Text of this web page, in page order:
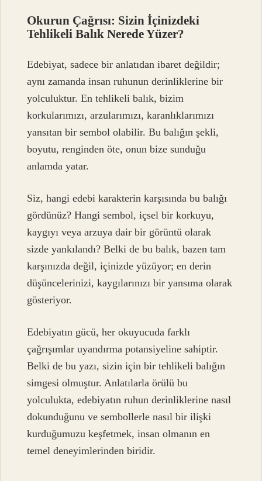
Okurun Çağrısı: Sizin İçinizdeki
Tehlikeli Balık Nerede Yüzer?
Edebiyat, sadece bir anlatıdan ibaret değildir;
aynı zamanda insan ruhunun derinliklerine bir
yolculuktur. En tehlikeli balık, bizim
korkularımızı, arzularımızı, karanlıklarımızı
yansıtan bir sembol olabilir. Bu balığın şekli,
boyutu, renginden öte, onun bize sunduğu
anlamda yatar.
Siz, hangi edebi karakterin karşısında bu balığı
gördünüz? Hangi sembol, içsel bir korkuyu,
kaygıyı veya arzuya dair bir görüntü olarak
sizde yankılandı? Belki de bu balık, bazen tam
karşınızda değil, içinizde yüzüyor; en derin
düşüncelerinizi, kaygılarınızı bir yansıma olarak
gösteriyor.
Edebiyatın gücü, her okuyucuda farklı
çağrışımlar uyandırma potansiyeline sahiptir.
Belki de bu yazı, sizin için bir tehlikeli balığın
simgesi olmuştur. Anlatılarla örülü bu
yolculukta, edebiyatın ruhun derinliklerine nasıl
dokunduğunu ve sembollerle nasıl bir ilişki
kurduğumuzu keşfetmek, insan olmanın en
temel deneyimlerinden biridir.